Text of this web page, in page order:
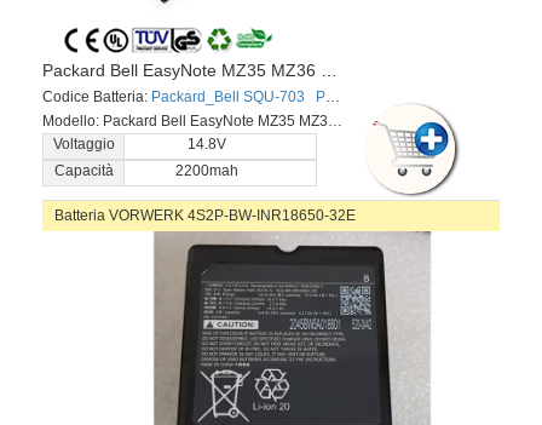
Codice Batteria: Packard_Bell SQU-703 Packard_Bell EUP-P5-1-22
Voltaggio
14.8V
Capacità
2200mah
Batteria VORWERK 4S2P-BW-INR18650-32E